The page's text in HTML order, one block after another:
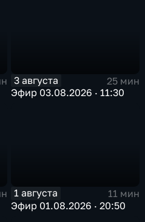
3 августа
25 мин
Эфир 03.08.2026 · 11:30
1 августа
11 мин
Эфир 01.08.2026 · 20:50